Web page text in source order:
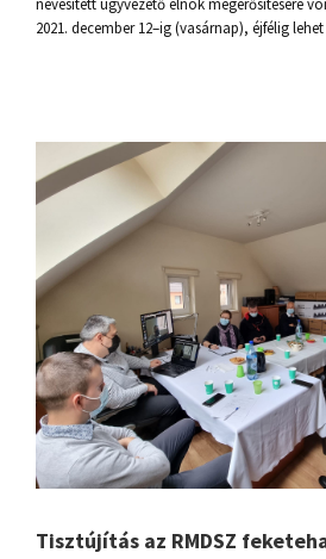
nevesített ügyvezető elnök megerősítésére
2021. december 12–ig (vasárnap), éjfélig
Tisztújítás az RMDSZ